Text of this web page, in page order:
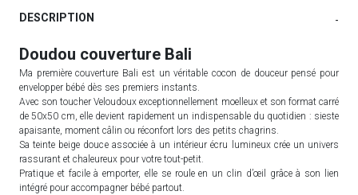
DESCRIPTION -
Doudou couverture Bali
Ma première couverture Bali est un véritable cocon de douceur pensé pour
envelopper bébé dès ses premiers instants.
Avec son toucher Veloudoux exceptionnellement moelleux et son format carré
de 50x50 cm, elle devient rapidement un indispensable du quotidien : sieste
apaisante, moment câlin ou réconfort lors des petits chagrins.
Sa teinte beige douce associée à un intérieur écru lumineux crée un univers
rassurant et chaleureux pour votre tout-petit.
Pratique et facile à emporter, elle se roule en un clin d’œil grâce à son lien
intégré pour accompagner bébé partout.